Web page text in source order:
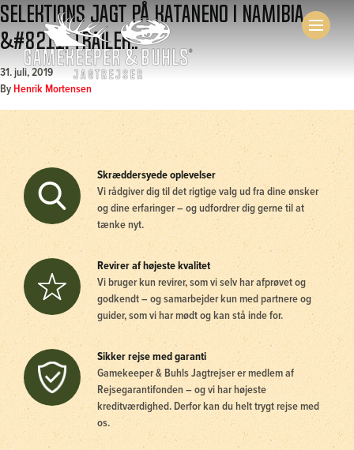
Selektions jagt på Kataneno i Namibia
&#8211; trailer..
31. juli, 2019
By Henrik Mortensen
Skræddersyede oplevelser
Vi rådgiver dig til det rigtige valg ud fra dine ønsker
og dine erfaringer – og udfordrer dig gerne til at
tænke nyt.
Revirer af højeste kvalitet
Vi bruger kun revirer, som vi selv har afprøvet og
godkendt – og samarbejder kun med partnere og
guider, som vi har mødt og kan stå inde for.
Sikker rejse med garanti
Gamekeeper & Buhls Jagtrejser er medlem af
Rejsegarantifonden – og vi har højeste
kreditværdighed. Derfor kan du helt trygt rejse med
os.